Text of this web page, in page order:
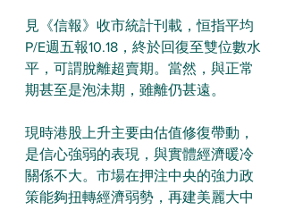
見《信報》收市統計刊載，恒指平均
P/E週五報10.18，終於回復至雙位數水
平，可謂脫離超賣期。當然，與正常
期甚至是泡沬期，雖離仍甚遠。
現時港股上升主要由估值修復帶動，
是信心強弱的表現，與實體經濟暖冷
關係不大。市場在押注中央的強力政
策能夠扭轉經濟弱勢，再建美麗大中